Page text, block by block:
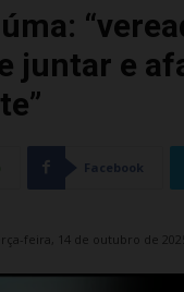
juntar e
Facebook
feira, 14 de outubro de